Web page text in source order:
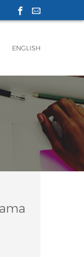
ENGLISH